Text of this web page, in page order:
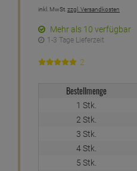
inkl. MwSt. zzgl. Versandkosten
Mehr als 10 verfügbar
1-3 Tage Lieferzeit
2
Bestellmenge
1 Stk.
2 Stk.
3 Stk.
4 Stk.
5 Stk.